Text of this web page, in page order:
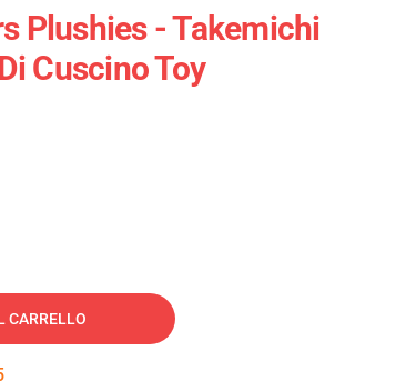
Plushies - Takemichi
Cuscino Toy
CARRELLO